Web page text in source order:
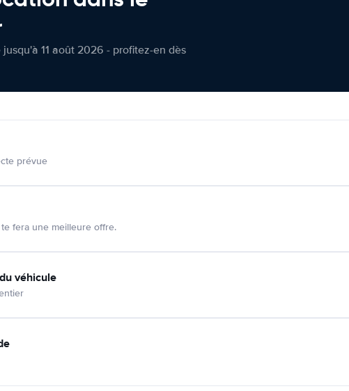
11 août 2026 - profitez-en dès
prévue
fera une meilleure offre.
véhicule